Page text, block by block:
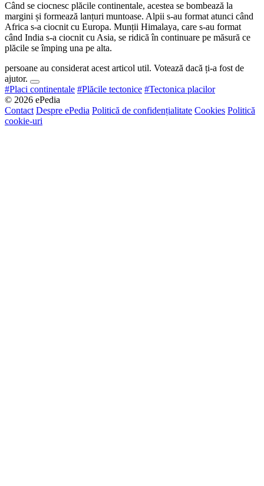
Când se ciocnesc plăcile continentale, acestea se bombează la
margini și formează lanțuri muntoase. Alpii s-au format atunci când
Africa s-a ciocnit cu Europa. Munții Himalaya, care s-au format
când India s-a ciocnit cu Asia, se ridică în continuare pe măsură ce
plăcile se împing una pe alta.
persoane au considerat acest articol util. Votează dacă ți-a fost de
ajutor.
#Placi continentale #Plăcile tectonice #Tectonica placilor
© 2026 ePedia
Contact Despre ePedia Politică de confidențialitate Cookies Politică
cookie-uri